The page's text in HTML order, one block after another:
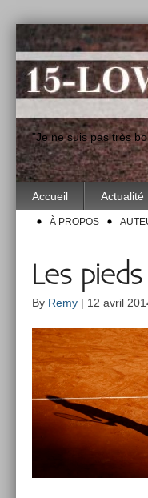
"Je ne suis pas très
Accueil Actualité
À PROPOS
Les
By Remy | 12 avril